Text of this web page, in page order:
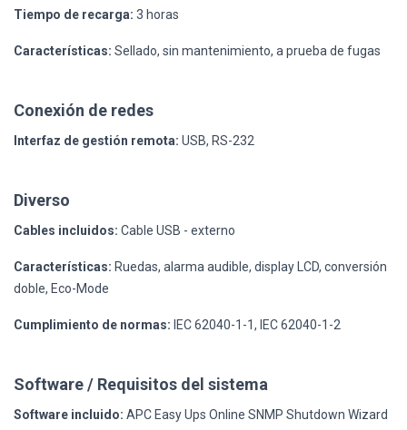
Tiempo de recarga: 3 horas
Características: Sellado, sin mantenimiento, a prueba de fugas
Conexión de redes
Interfaz de gestión remota: USB, RS-232
Diverso
Cables incluidos: Cable USB - externo
Características: Ruedas, alarma audible, display LCD, conversión
doble, Eco-Mode
Cumplimiento de normas: IEC 62040-1-1, IEC 62040-1-2
Software / Requisitos del sistema
Software incluido: APC Easy Ups Online SNMP Shutdown Wizard